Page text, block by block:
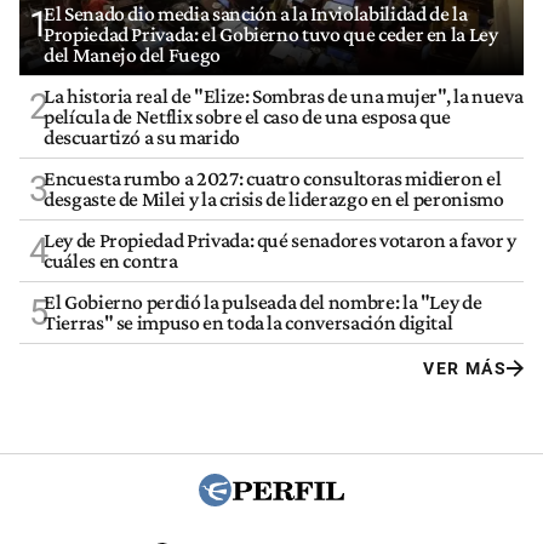
1El Senado dio media sanción a la Inviolabilidad de la
Propiedad Privada: el Gobierno tuvo que ceder en la Ley
del Manejo del Fuego
2La historia real de "Elize: Sombras de una mujer", la nueva
película de Netflix sobre el caso de una esposa que
descuartizó a su marido
3Encuesta rumbo a 2027: cuatro consultoras midieron el
desgaste de Milei y la crisis de liderazgo en el peronismo
4Ley de Propiedad Privada: qué senadores votaron a favor y
cuáles en contra
5El Gobierno perdió la pulseada del nombre: la "Ley de
Tierras" se impuso en toda la conversación digital
VER MÁS